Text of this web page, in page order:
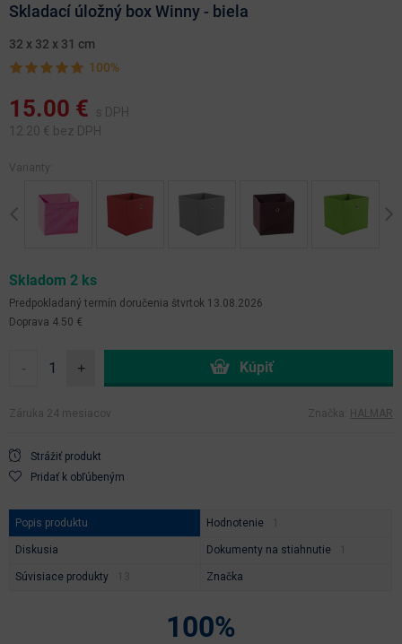
Skladací úložný box Winny - biela
32 x 32 x 31 cm
100%
15.00 €
s DPH
12.20 € bez DPH
Varianty:
Skladom 2 ks
Predpokladaný termín doručenia štvrtok 13.08.2026
Doprava 4.50 €
- +
Záruka 24 mesiacov Značka: HALMAR
Strážiť produkt
Pridať k obľúbeným
Popis produktu Hodnotenie
Diskusia Dokumenty na stiahnutie
Súvisiace produkty Značka
100%